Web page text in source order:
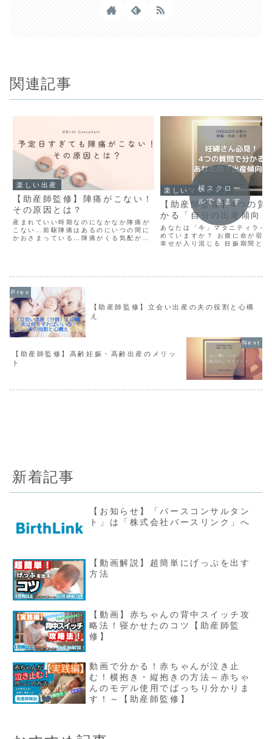
関連記事
楽しい出産
【助産師監修】陣痛がこない！
その原因とは？
産まれていい時期なのになかなか陣痛が
こない…前駆陣痛はあるのにいつの間に
かおさまっている…陣痛がくる気配が全
楽しいママライフ
【助産師監修】4つの質
かる「自分の出産傾向」
あなたは「今」マタニティライ
めていますか？ お腹に命が宿っ
幸せが入り混じる 妊娠期間とは
横スクロー
ルできます
【助産師監修】立会い出産の夫の役割と心構
え
【助産師監修】高齢妊娠・高齢出産のメリッ
ト
新着記事
【お知らせ】「バースコンサルタン
ト」は「株式会社バースリンク」へ
【動画解説】超簡単にげっぷを出す
方法
【動画】赤ちゃんの背中スイッチ攻
略法！寝かせたのコツ【助産師監
修】
動画で分かる！赤ちゃんが泣き止
む！横抱き・縦抱きの方法～赤ちゃ
んのモデル使用でばっちり分かりま
す！～【助産師監修】